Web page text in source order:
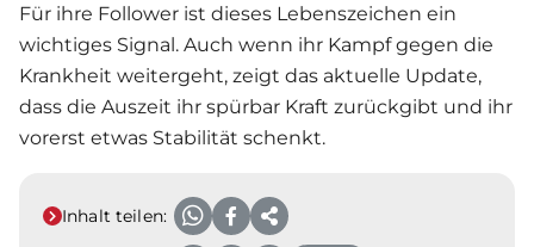
Für ihre Follower ist dieses Lebenszeichen ein
wichtiges Signal. Auch wenn ihr Kampf gegen die
Krankheit weitergeht, zeigt das aktuelle Update,
dass die Auszeit ihr spürbar Kraft zurückgibt und ihr
vorerst etwas Stabilität schenkt.
Inhalt teilen: